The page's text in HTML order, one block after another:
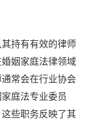
持有有效的律师
姻家庭法律领域
常会在行业协会
庭法专业委员
些职务反映了其